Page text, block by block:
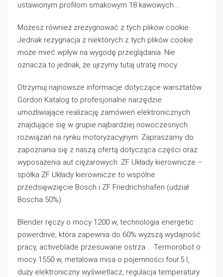
ustawionym profilom smakowym 18 kawowych …
Możesz również zrezygnować z tych plików cookie.
Jednak rezygnacja z niektórych z tych plików cookie
może mieć wpływ na wygodę przeglądania. Nie
oznacza to jednak, że ujrzymy tutaj utratę mocy.
Otrzymuj najnowsze informacje dotyczące warsztatów.
Gordon Katalog to profesjonalne narzędzie
umożliwiające realizację zamówień elektronicznych
znajdujące się w grupie najbardziej nowoczesnych
rozwiązań na rynku motoryzacyjnym. Zapraszamy do
zapoznania się z naszą ofertą dotycząca części oraz
wyposażenia aut ciężarowych. ZF Układy kierownicze –
spółka ZF Układy kierownicze to wspólne
przedsięwzięcie Bosch i ZF Friedrichshafen (udział
Boscha 50%).
Blender ręczy o mocy 1200 w, technologia energetic
powerdrive, która zapewnia do 60% wyższą wydajność
pracy, activeblade przesuwane ostrza … Termorobot o
mocy 1550 w, metalowa misa o pojemności four.5 l,
duży elektroniczny wyświetlacz, regulacja temperatury